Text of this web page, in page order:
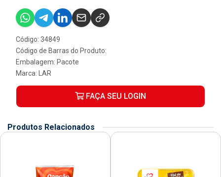
Código: 34849
Código de Barras do Produto:
Embalagem: Pacote
Marca:
LAR
FAÇA SEU LOGIN
Produtos Relacionados